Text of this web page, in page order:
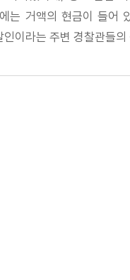
는 거액의 현금이 들어
이라는 주변 경찰관들